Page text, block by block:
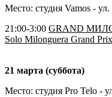
Место: студия Vamos -
21:00-3:00 GRAND
Solo Milonguera Grand Prix
21 марта (суббота)
Место: студия Pro Telo -